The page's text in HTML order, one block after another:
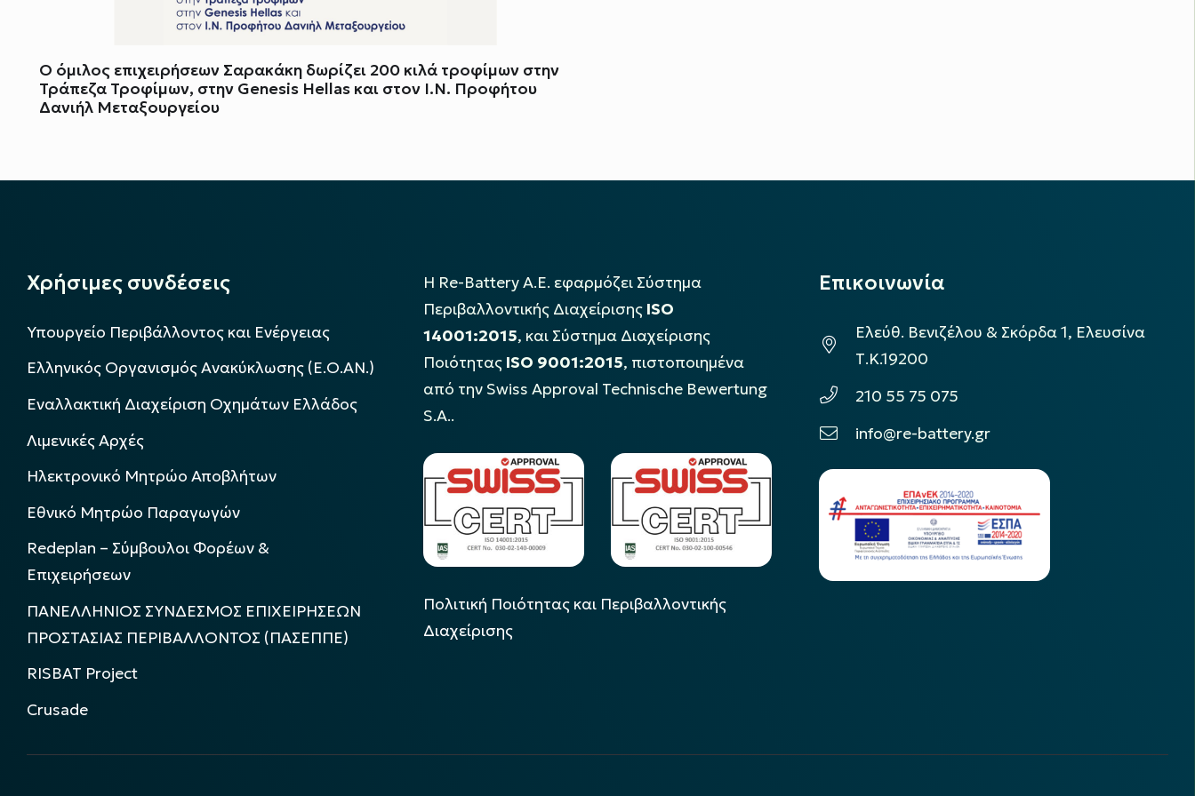
Ο όμιλος επιχειρήσεων Σαρακάκη δωρίζει 200 κιλά τροφίμων στην
Τράπεζα Τροφίμων, στην Genesis Hellas και στον Ι.Ν. Προφήτου
Δανιήλ Μεταξουργείου
Χρήσιμες συνδέσεις
Υπουργείο Περιβάλλοντος και Ενέργειας
Ελληνικός Οργανισμός Ανακύκλωσης (Ε.Ο.ΑΝ.)
Εναλλακτική Διαχείριση Οχημάτων Ελλάδος
Λιμενικές Αρχές
Ηλεκτρονικό Μητρώο Αποβλήτων
Εθνικό Μητρώο Παραγωγών
Redeplan – Σύμβουλοι Φορέων &
Επιχειρήσεων
ΠΑΝΕΛΛΗΝΙΟΣ ΣΥΝΔΕΣΜΟΣ ΕΠΙΧΕΙΡΗΣΕΩΝ
ΠΡΟΣΤΑΣΙΑΣ ΠΕΡΙΒΑΛΛΟΝΤΟΣ (ΠΑΣΕΠΠΕ)
RISBAT Project
Crusade
Η Re-Battery Α.Ε. εφαρμόζει Σύστημα
Περιβαλλοντικής Διαχείρισης ISO
14001:2015, και Σύστημα Διαχείρισης
Ποιότητας ISO 9001:2015, πιστοποιημένα
από την Swiss Approval Technische Bewertung
S.A..
Πολιτική Ποιότητας και Περιβαλλοντικής
Διαχείρισης
Επικοινωνία
Ελεύθ. Βενιζέλου & Σκόρδα 1, Ελευσίνα
Τ.Κ.19200
210 55 75 075
info@re-battery.gr